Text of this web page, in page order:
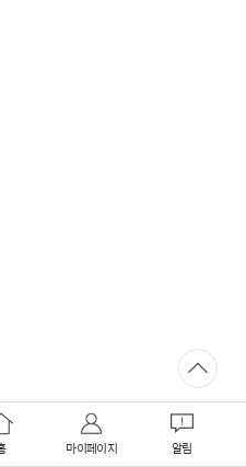
마이페이지 알림